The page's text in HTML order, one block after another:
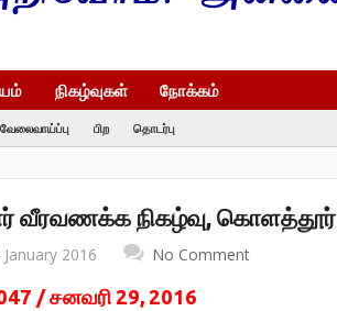
நிகழ்வுகள் நோக்கம்
வேலைவாய்ப்பு பிற தொடர்பு
வீரவணக்க நிகழ்வு, கொளத்தூர்
January 2016 No Comment
/ சனவரி 29, 2016